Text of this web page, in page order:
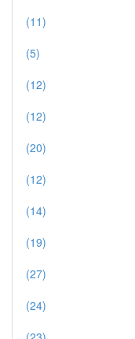
(11)
(5)
(12)
(12)
(20)
(12)
(14)
(19)
(27)
(24)